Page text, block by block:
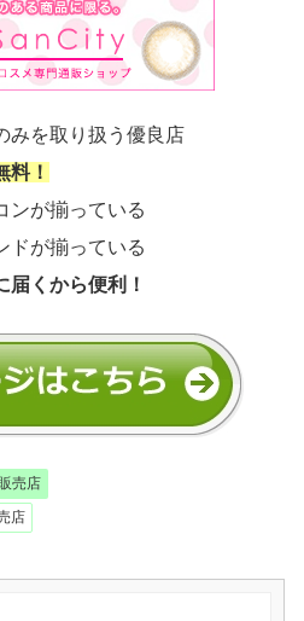
みを取り扱う優良店
料！
ンが揃っている
ドが揃っている
届くから便利！
売店
店